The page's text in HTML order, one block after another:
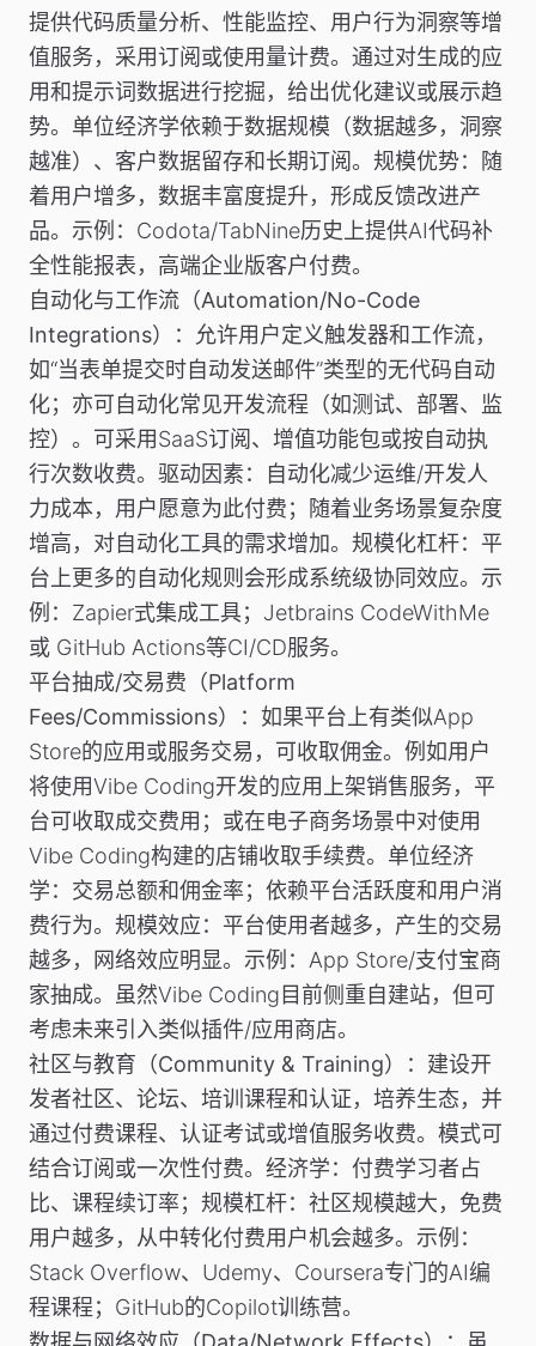
提供代码质量分析、性能监控、用户行为洞察等增
值服务，采用订阅或使用量计费。通过对生成的应
用和提示词数据进行挖掘，给出优化建议或展示趋
势。单位经济学依赖于数据规模（数据越多，洞察
越准）、客户数据留存和长期订阅。规模优势：随
着用户增多，数据丰富度提升，形成反馈改进产
品。 示例 ：Codota/TabNine历史上提供AI代码补
全性能报表，高端企业版客户付费。
自动化与工作流（Automation/No-Code
Integrations）
：允许用户定义触发器和工作流，
如“当表单提交时自动发送邮件”类型的无代码自动
化；亦可自动化常见开发流程（如测试、部署、监
控）。可采用SaaS订阅、增值功能包或按自动执
行次数收费。驱动因素：自动化减少运维/开发人
力成本，用户愿意为此付费；随着业务场景复杂度
增高，对自动化工具的需求增加。规模化杠杆：平
台上更多的自动化规则会形成系统级协同效应。 示
例 ：Zapier式集成工具；Jetbrains CodeWithMe
或 GitHub Actions等CI/CD服务。
平台抽成/交易费（Platform
Fees/Commissions）
：如果平台上有类似App
Store的应用或服务交易，可收取佣金。例如用户
将使用Vibe Coding开发的应用上架销售服务，平
台可收取成交费用；或在电子商务场景中对使用
Vibe Coding构建的店铺收取手续费。单位经济
学：交易总额和佣金率；依赖平台活跃度和用户消
费行为。 规模效应：平台使用者越多，产生的交易
越多，网络效应明显。 示例 ：App Store/支付宝商
家抽成。虽然Vibe Coding目前侧重自建站，但可
考虑未来引入类似插件/应用商店。
社区与教育（Community & Training）
：建设开
发者社区、论坛、培训课程和认证，培养生态，并
通过付费课程、认证考试或增值服务收费。模式可
结合订阅或一次性付费。经济学：付费学习者占
比、课程续订率；规模杠杆：社区规模越大，免费
用户越多，从中转化付费用户机会越多。 示例 ：
Stack Overflow、Udemy、Coursera专门的AI编
程课程；GitHub的Copilot训练营。